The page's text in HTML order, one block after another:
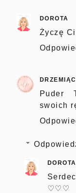
DOROTA
Życzę
Puder
swoich
DOROTA
♡♡♡